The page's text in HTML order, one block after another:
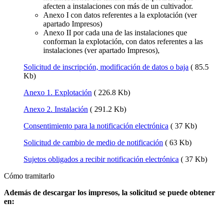
afecten a instalaciones con más de un cultivador.
Anexo I con datos referentes a la explotación (ver
apartado Impresos)
Anexo II por cada una de las instalaciones que
conforman la explotación, con datos referentes a las
instalaciones (ver apartado Impresos),
Solicitud de inscripción, modificación de datos o baja ( 85.5
Kb)
Anexo 1. Explotación ( 226.8 Kb)
Anexo 2. Instalación ( 291.2 Kb)
Consentimiento para la notificación electrónica ( 37 Kb)
Solicitud de cambio de medio de notificación ( 63 Kb)
Sujetos obligados a recibir notificación electrónica ( 37 Kb)
Cómo tramitarlo
Además de descargar los impresos, la solicitud se puede obtener
en: